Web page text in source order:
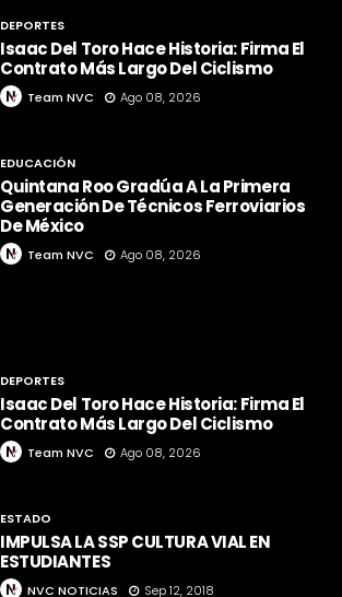
DEPORTES
Isaac Del Toro Hace Historia: Firma El
Contrato Más Largo Del Ciclismo
Team NVC Ago 08, 2026
EDUCACIÓN
Quintana Roo Gradúa A La Primera
Generación De Técnicos Ferroviarios
De México
Team NVC Ago 08, 2026
DEPORTES
Isaac Del Toro Hace Historia: Firma El
Contrato Más Largo Del Ciclismo
Team NVC Ago 08, 2026
ESTADO
IMPULSA LA SSP CULTURA VIAL EN
ESTUDIANTES
NVC NOTICIAS Sep 12, 2018